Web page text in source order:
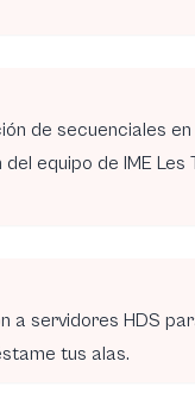
de secuenciales en
equipo de IME Les
a servidores HDS
tus alas.